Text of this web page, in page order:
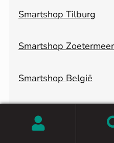
Smartshop Tilburg
Smartshop Zoetermeer
Smartshop België
Zoeken
Zoeken